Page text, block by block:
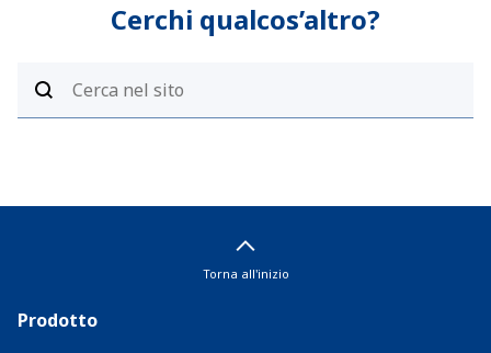
Cerchi qualcos’altro?
Torna all'inizio
Prodotto